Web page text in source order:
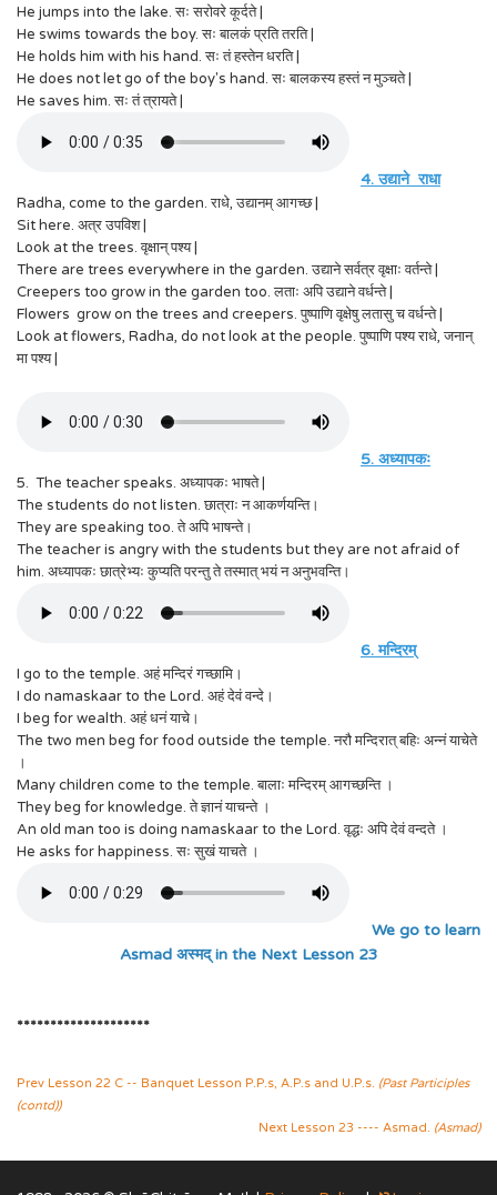
He jumps into the lake. सः सरोवरे कूर्दते |
He swims towards the boy. सः बालकं प्रति तरति |
He holds him with his hand. सः तं हस्तेन धरति |
He does not let go of the boy's hand. सः बालकस्य हस्तं न मुञ्चते |
He saves him. सः तं त्रायते |
4. उद्याने राधा
Radha, come to the garden. राधे, उद्यानम् आगच्छ |
Sit here. अत्र उपविश |
Look at the trees. वृक्षान् पश्य |
There are trees everywhere in the garden. उद्याने सर्वत्र वृक्षाः वर्तन्ते |
Creepers too grow in the garden too. लताः अपि उद्याने वर्धन्ते |
Flowers grow on the trees and creepers. पुष्पाणि वृक्षेषु लतासु च वर्धन्ते |
Look at flowers, Radha, do not look at the people. पुष्पाणि पश्य राधे, जनान्
मा पश्य |
5. अध्यापकः
5. The teacher speaks. अध्यापकः भाषते |
The students do not listen. छात्राः न आकर्णयन्ति।
They are speaking too. ते अपि भाषन्ते।
The teacher is angry with the students but they are not afraid of
him. अध्यापकः छात्रेभ्यः कुप्यति परन्तु ते तस्मात् भयं न अनुभवन्ति।
6. मन्दिरम्
I go to the temple. अहं मन्दिरं गच्छामि।
I do namaskaar to the Lord. अहं देवं वन्दे।
I beg for wealth. अहं धनं याचे।
The two men beg for food outside the temple. नरौ मन्दिरात् बहिः अन्नं याचेते
।
Many children come to the temple. बालाः मन्दिरम् आगच्छन्ति ।
They beg for knowledge. ते ज्ञानं याचन्ते ।
An old man too is doing namaskaar to the Lord. वृद्धः अपि देवं वन्दते ।
He asks for happiness. सः सुखं याचते ।
We go to learn
Asmad अस्मद् in the Next Lesson 23
********************
Prev Lesson 22 C -- Banquet Lesson P.P.s, A.P.s and U.P.s. (Past Participles
(contd))
Next Lesson 23 ---- Asmad. (Asmad)